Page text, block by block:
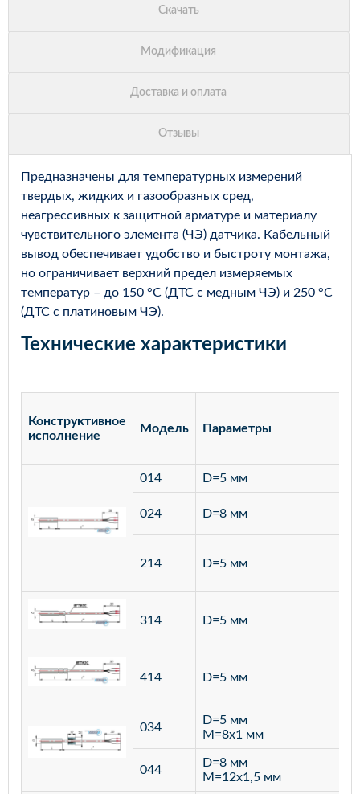
Предназначены для температурных измерений
твердых, жидких и газообразных сред,
неагрессивных к защитной арматуре и материалу
чувствительного элемента (ЧЭ) датчика. Кабельный
вывод обеспечивает удобство и быстроту монтажа,
но ограничивает верхний предел измеряемых
температур – до 150 °С (ДТС с медным ЧЭ) и 250 °С
(ДТС с платиновым ЧЭ).
Технические характеристики
Конструктивное
исполнение
Модель Параметры
014 D=5 мм
024 D=8 мм
214 D=5 мм
314 D=5 мм
414 D=5 мм
034
D=5 мм
M=8х1 мм
044
D=8 мм
M=12х1,5 мм